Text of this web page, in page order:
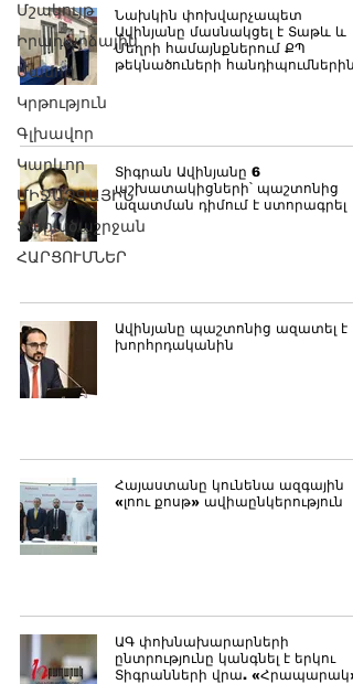
Մշակույթ
Իրադարձային
Մամուլ
Կրթություն
Գլխավոր
Կարևոր
ՄԻՋԱԶԳԱՅԻՆ
Տարածաշրջան
ՀԱՐՑՈՒՄՆԵՐ
Նախկին փոխվարչապետ
Ավինյանը մասնակցել է Տաթև և
Մեղրի համայնքներում ՔՊ
թեկնածուների հանդիպումներին
Տիգրան Ավինյանը 6
աշխատակիցների՝ պաշտոնից
ազատման դիմում է ստորագրել
Ավինյանը պաշտոնից ազատել է
խորհրդականին
Հայաստանը կունենա ազգային
«լոու քոսթ» ավիաընկերություն
ԱԳ փոխնախարարների
ընտրությունը կանգնել է երկու
Տիգրանների վրա. «Հրապարակ»